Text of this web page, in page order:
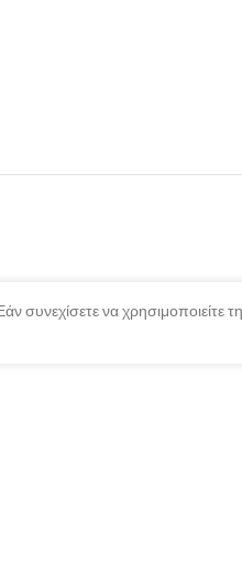
συνεχίσετε να χρησιμοποιείτε